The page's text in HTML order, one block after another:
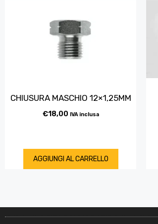
CHIUSURA MASCHIO 12×1,25MM
€18,00 IVA inclusa
AGGIUNGI AL CARRELLO